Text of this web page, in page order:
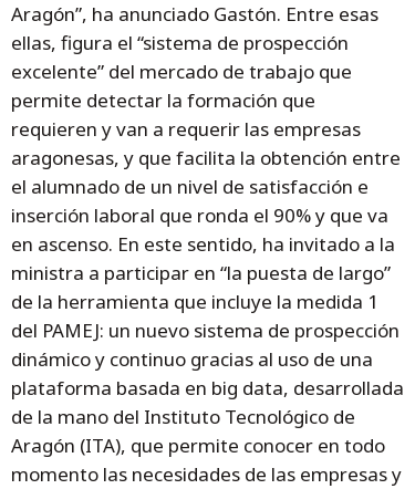
Aragón”, ha anunciado Gastón. Entre esas
ellas, figura el “sistema de prospección
excelente” del mercado de trabajo que
permite detectar la formación que
requieren y van a requerir las empresas
aragonesas, y que facilita la obtención entre
el alumnado de un nivel de satisfacción e
inserción laboral que ronda el 90% y que va
en ascenso. En este sentido, ha invitado a la
ministra a participar en “la puesta de largo”
de la herramienta que incluye la medida 1
del PAMEJ: un nuevo sistema de prospección
dinámico y continuo gracias al uso de una
plataforma basada en big data, desarrollada
de la mano del Instituto Tecnológico de
Aragón (ITA), que permite conocer en todo
momento las necesidades de las empresas y